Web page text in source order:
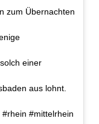
zum Übernachten
einer
aus lohnt.
#mittelrhein